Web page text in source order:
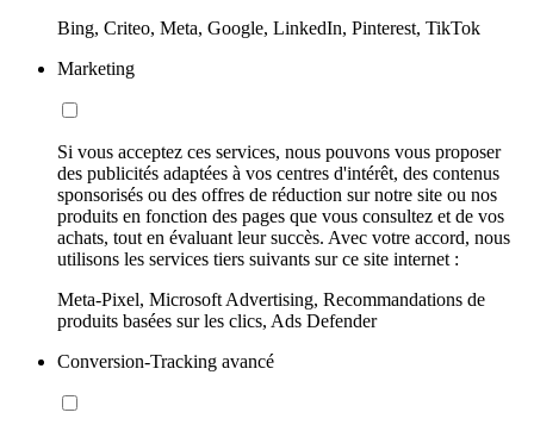
Bing, Criteo, Meta, Google, LinkedIn, Pinterest, TikTok
Marketing
Si vous acceptez ces services, nous pouvons vous proposer
des publicités adaptées à vos centres d'intérêt, des contenus
sponsorisés ou des offres de réduction sur notre site ou nos
produits en fonction des pages que vous consultez et de vos
achats, tout en évaluant leur succès. Avec votre accord, nous
utilisons les services tiers suivants sur ce site internet :
Meta-Pixel, Microsoft Advertising, Recommandations de
produits basées sur les clics, Ads Defender
Conversion-Tracking avancé